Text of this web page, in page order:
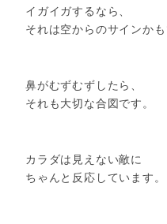
イガイガするなら、
それは空からのサインかも
鼻がむずむずしたら、
それも大切な合図です。
カラダは見えない敵に
ちゃんと反応しています。